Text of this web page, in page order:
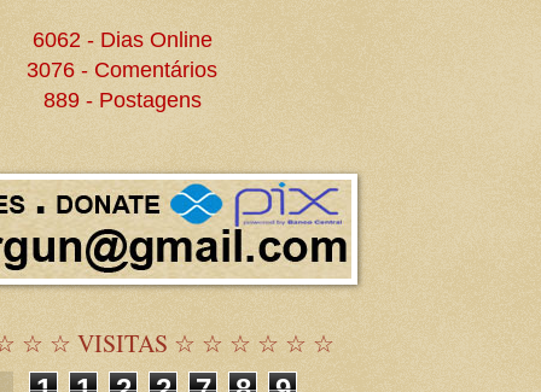
6062 - Dias Online
3076 - Comentários
889 - Postagens
☆ ☆ VISITAS ☆ ☆ ☆ ☆ ☆ ☆